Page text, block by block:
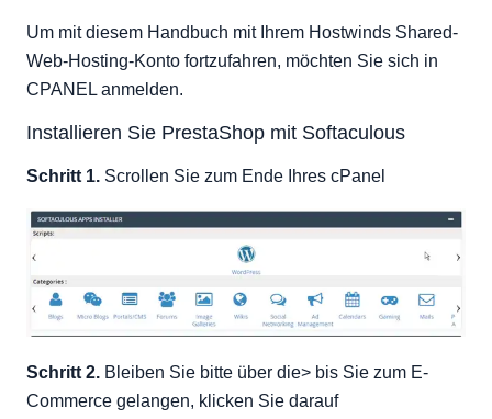
Um mit diesem Handbuch mit Ihrem Hostwinds Shared-
Web-Hosting-Konto fortzufahren, möchten Sie sich in
CPANEL anmelden.
Installieren Sie PrestaShop mit Softaculous
Schritt 1. Scrollen Sie zum Ende Ihres cPanel
Schritt 2. Bleiben Sie bitte über die> bis Sie zum E-
Commerce gelangen, klicken Sie darauf